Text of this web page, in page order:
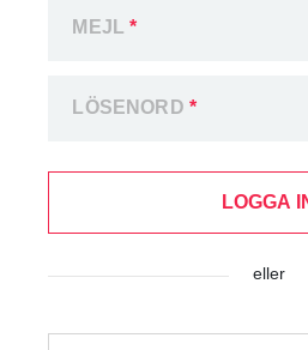
MEJL*
LÖSENORD *
LOGGA
eller